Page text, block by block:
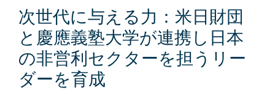
次世代に与える力：米日財団
と慶應義塾大学が連携し日本
の非営利セクターを担うリー
ダーを育成